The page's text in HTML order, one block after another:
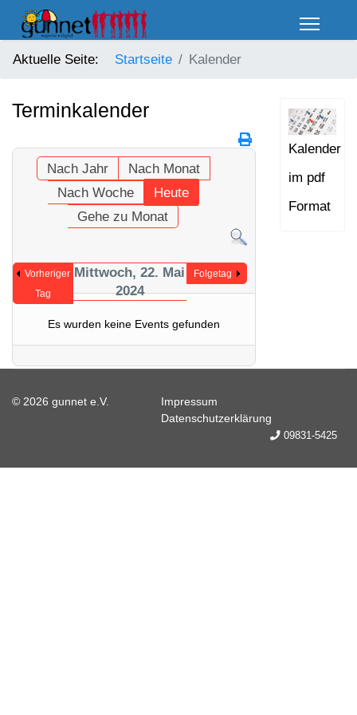
Aktuelle Seite: Startseite Kalender
Terminkalender
Nach Jahr
Nach Monat
Nach Woche
Heute
Gehe zu Monat
Vorheriger
Tag
Mittwoch, 22. Mai
2024
Folgetag
Es wurden keine Events gefunden
Kalender
im pdf
Format
© 2026 gunnet e.V.
Impressum
Datenschutzerklärung
09831-5425